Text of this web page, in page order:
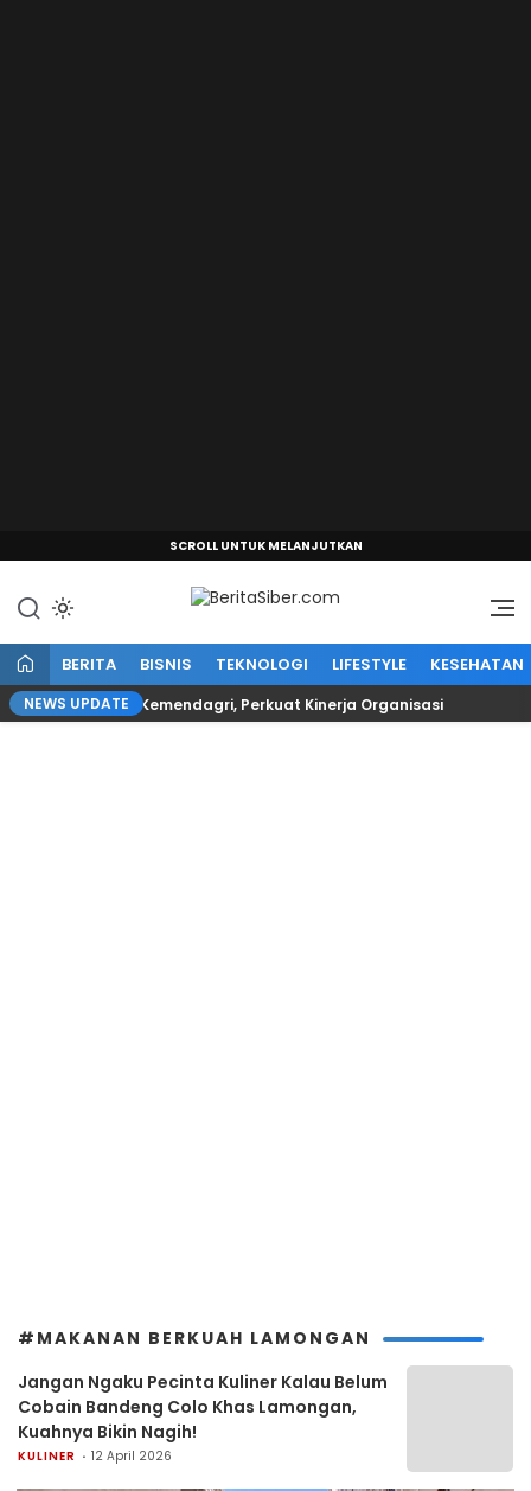
SCROLL UNTUK MELANJUTKAN
BERITA BISNIS TEKNOLOGI LIFESTYLE KESEHATAN
NEWS UPDATE
Pejabat Kemendagri, Perkuat Kinerja Organisasi
#MAKANAN BERKUAH LAMONGAN
Jangan Ngaku Pecinta Kuliner Kalau Belum
Cobain Bandeng Colo Khas Lamongan,
Kuahnya Bikin Nagih!
KULINER 12 April 2026